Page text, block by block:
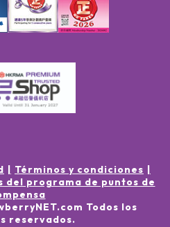
Términos y condiciones
del programa de puntos de
Todos los
reservados.